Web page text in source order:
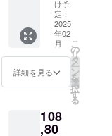
用材料
の供給
状況、
製造工
程上の
により
出荷時
れる場
合があ
りま
microS
D 3.0
カード
スロッ
ク刻印
付き 技
号刻印
■ お届
6000m
Ah（25
W，PD
急速充
電） 10
チタッ
チ(タッ
対応
USB
3.36GH
GPU：
動作ク
ロック
1GHz
メモ
ジ：
128GB
機EL
ディス
プレイ
（OLED
1240×1
080 /
シュ
レート
（英語/
中国
語） ※
発売後
に日本
語説明
書は
（https:
//www.a
電ケー
ブル
（アダ
プター
は付属
してお
りませ
，L1/L2
背面ボ
け予
定：
2025
年02
月
詳細を見る
こ
の
リ
タ
ー
ン
を
選
択
す
る
108
,80